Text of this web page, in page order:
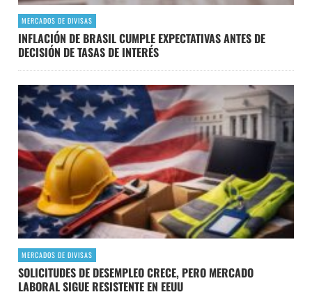
MERCADOS DE DIVISAS
INFLACIÓN DE BRASIL CUMPLE EXPECTATIVAS ANTES DE
DECISIÓN DE TASAS DE INTERÉS
MERCADOS DE DIVISAS
SOLICITUDES DE DESEMPLEO CRECE, PERO MERCADO
LABORAL SIGUE RESISTENTE EN EEUU